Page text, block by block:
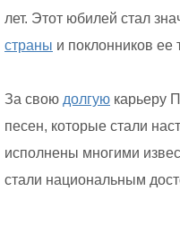
лет. Этот юбилей стал
страны и поклонников ее
За свою долгую карьеру
песен, которые стали
исполнены многими
стали национальным